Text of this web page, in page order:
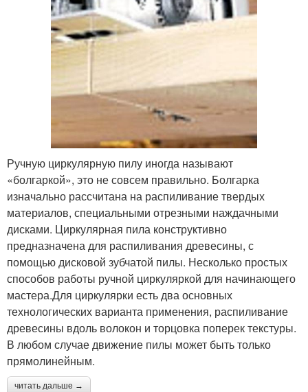
Ручную циркулярную пилу иногда называют
«болгаркой», это не совсем правильно. Болгарка
изначально рассчитана на распиливание твердых
материалов, специальными отрезными наждачными
дисками. Циркулярная пила конструктивно
предназначена для распиливания древесины, с
помощью дисковой зубчатой пилы. Несколько простых
способов работы ручной циркуляркой для начинающего
мастера.Для циркулярки есть два основных
технологических варианта применения, распиливание
древесины вдоль волокон и торцовка поперек текстуры.
В любом случае движение пилы может быть только
прямолинейным.
читать дальше →